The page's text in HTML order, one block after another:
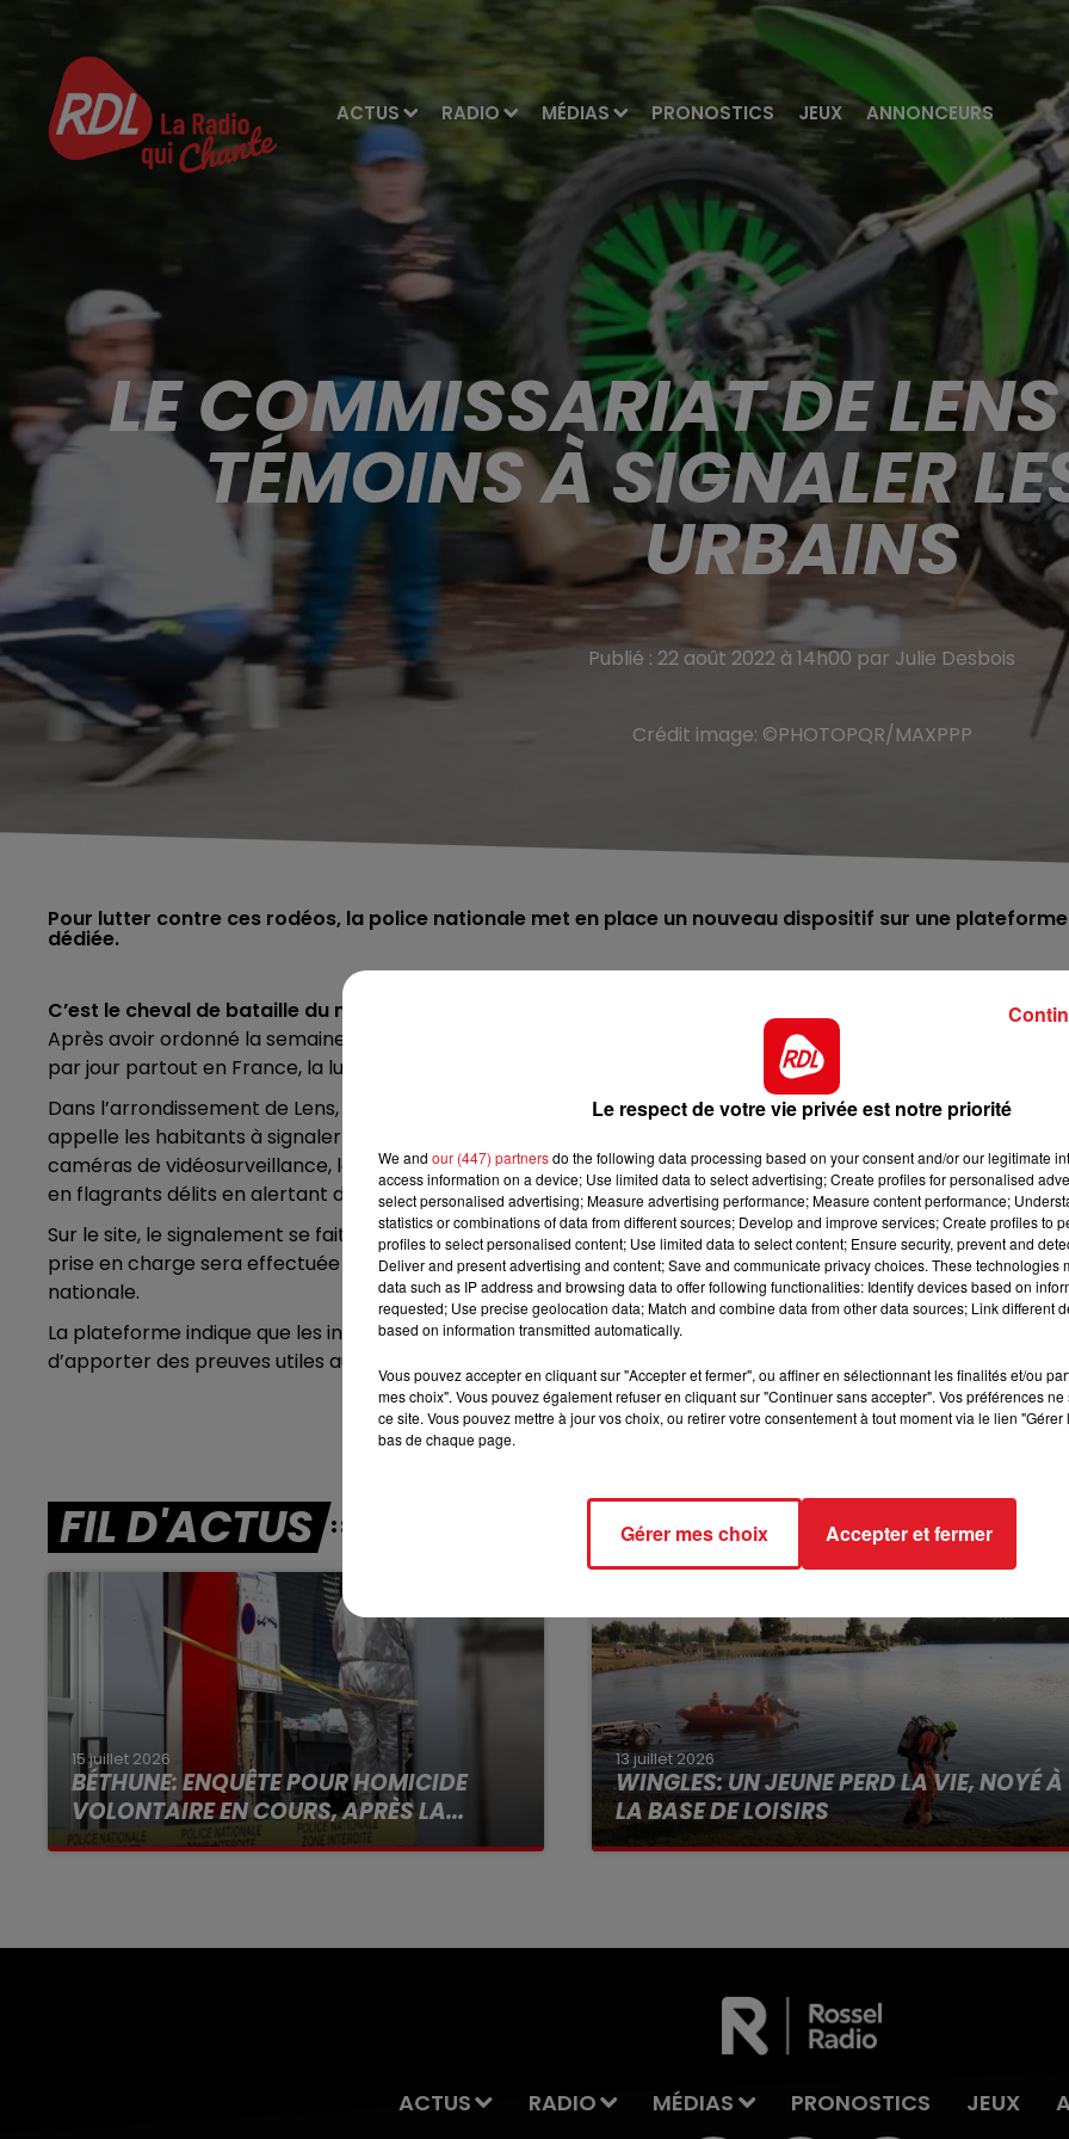
ACTUS RADIO MÉDIAS PRONOSTICS JEUX ANNONCEURS
7h00 - 10h00
DEBOUT C'EST L'HEURE
12h00 - 13h00
LE COMMISSARIAT DE LENS
TÉMOINS À SIGNALER
URBAINS
Publié : 22 août 2022 à 14h00 par Julie Desbois
Crédit image: ©PHOTOPQR/MAXPPP
Pour lutter contre ces rodéos, la police nationale met en place un nouveau dispositif sur une plateforme
dédiée.
C’est le cheval de bataille du ministre de l’Intérieur, Gérald Darmanin : la lutte contre les rodéos urbains.
Après avoir ordonné la semaine dernière aux commissariats d’effectuer au moins trois opérations de contrôle
par jour partout en France, la lutte pour endiguer le phénomène dangereux s’intensifie.
Dans l’arrondissement de Lens, où les courses de voitures et les rodéos urbains sont nombreux, la police
appelle les habitants à signaler les évènements du genre dont ils sont témoins. Outre l’exploitation des
caméras de vidéosurveillance, les forces de l’ordre demandent à la population de collaborer aux
en flagrants délits en alertant directement la police via la plateforme dédiée :Moncommissariat.fr.
Sur le site, le signalement se fait via le tchat, situé en bas à droite de l’écran « J’échange avec un policier ». La
prise en charge sera effectuée par un agent de police et cela « en moins de deux minutes », promet la police
nationale.
La plateforme indique que les informations permettront aux policiers « d’intervenir pour mettre fin au délit,
d’apporter des preuves utiles aux enquêtes en cours et également d’organiser des opérations de prévention
FIL D'ACTUS
15 juillet 2026
BÉTHUNE: ENQUÊTE POUR HOMICIDE
VOLONTAIRE EN COURS, APRÈS LA...
Selon les premiers éléments, le logement
13 juillet 2026
WINGLES: UN JEUNE PERD LA VIE, NOYÉ À
LA BASE DE LOISIRS
La victime a coulé à pic
ACTUS RADIO MÉDIAS PRONOSTICS JEUX
Le respect de votre vie privée est notre priorité
We and our (447) partnersdo the following data processing based on your consent and/or our legitimate
access information on a device; Use limited data to select advertising; Create profiles for personalised
select personalised advertising; Measure advertising performance; Measure content performance;
statistics or combinations of data from different sources; Develop and improve services; Create profiles to
profiles to select personalised content; Use limited data to select content; Ensure security, prevent and
Deliver and present advertising and content; Save and communicate privacy choices. These technologies
data such as IP address and browsing data to offer following functionalities: Identify devices based on
requested; Use precise geolocation data; Match and combine data from other data sources; Link different
based on information transmitted automatically.
Vous pouvez accepter en cliquant sur "Accepter et fermer", ou affiner en sélectionnant les finalités et/ou
mes choix". Vous pouvez également refuser en cliquant sur "Continuer sans accepter". Vos préférences
ce site. Vous pouvez mettre à jour vos choix, ou retirer votre consentement à tout moment via le lien
bas de chaque page.
Gérer mes choix Accepter et fermer